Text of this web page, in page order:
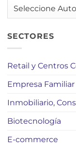
AUTORES
SECTORES
Retail y Centros
Empresa Familiar
Inmobiliario,
Biotecnología
E-commerce